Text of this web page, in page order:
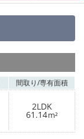
間取り/専有面積
2LDK
61.14m²